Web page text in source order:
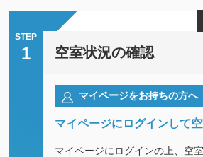
STEP
1 空室状況の確認
マイページをお持ちの方へ
マイページにログインして
マイページにログインの上、空